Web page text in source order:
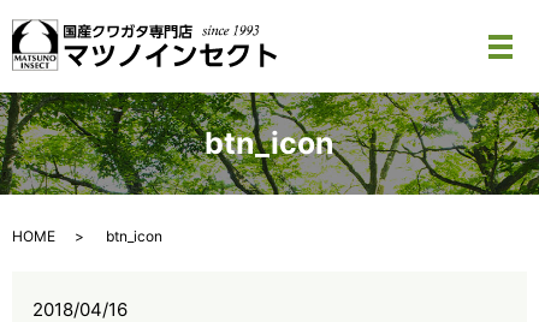
メ
btn_icon
HOME btn_icon
2018/04/16